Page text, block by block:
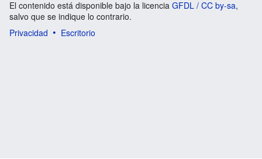
El contenido está disponible bajo la licencia GFDL / CC by-sa,
salvo que se indique lo contrario.
Privacidad
Escritorio